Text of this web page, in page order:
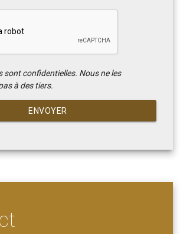
sont confidentielles. Nous ne les
à des tiers.
ENVOYER